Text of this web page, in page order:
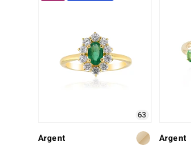
63
Argent Argent